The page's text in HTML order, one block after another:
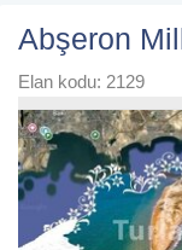
Abşeron
Elan kodu: 2129